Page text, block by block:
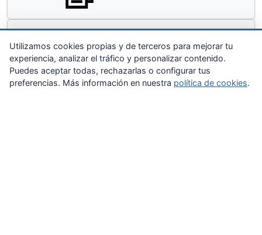
Contacta
Utilizamos cookies propias y de terceros para mejorar tu
experiencia, analizar el tráfico y personalizar contenido.
Puedes aceptar todas, rechazarlas o configurar tus
preferencias. Más información en nuestra política de cookies.